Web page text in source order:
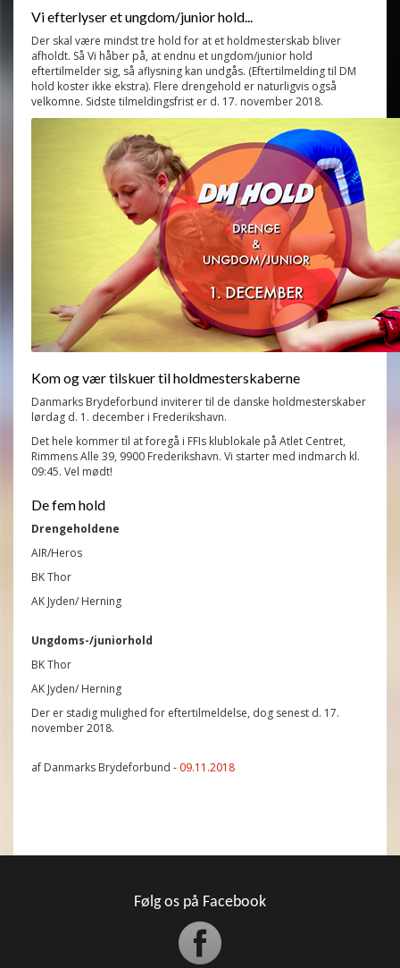
Vi efterlyser et ungdom/junior hold...
Der skal være mindst tre hold for at et holdmesterskab bliver
afholdt. Så Vi håber på, at endnu et ungdom/junior hold
eftertilmelder sig, så aflysning kan undgås. (Eftertilmelding til DM
hold koster ikke ekstra). Flere drengehold er naturligvis også
velkomne. Sidste tilmeldingsfrist er d. 17. november 201 8.
Kom og vær tilskuer til holdmesterskaberne
Danmarks Brydeforbund inviterer til de danske holdmesterskaber
lørdag d. 1. december i Frederikshavn.
Det hele kommer til at foregå i FFIs klublokale på Atlet Centret,
Rimmens Alle 39, 9900 Frederikshavn. Vi starter med indmarch kl.
09:45. Vel mødt!
De fem hold
Drengeholdene
AIR/Heros
BK Thor
AK Jyden/ Herning
Ungdoms-/juniorhold
BK Thor
AK Jyden/ Herning
Der er stadig mulighed for eftertilmeldelse, dog senest d. 17.
november 2018.
af Danmarks Brydeforbund - 09.11.2018
Følg os på Facebook